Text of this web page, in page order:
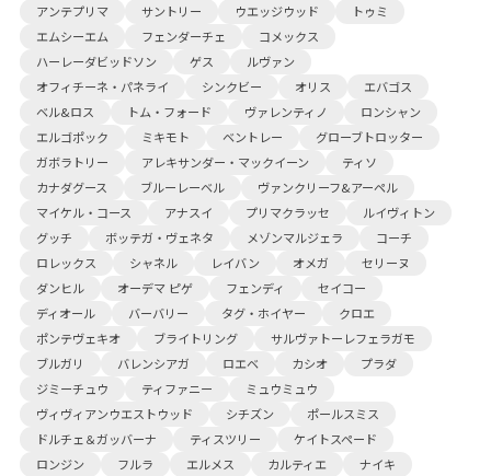
アンテプリマ
サントリー ウエッジウッド
トゥミ
エムシーエム
フェンダーチェ
コメックス
ハーレーダビッドソン
ゲス
ルヴァン
オフィチーネ・パネライ
シンクビー オリス
エバゴス
ベル&ロス
トム・フォード ヴァレンティノ
ロンシャン
エルゴポック
ミキモト ベントレー
グローブトロッター
ガボラトリー
アレキサンダー・マックイーン
ティソ
カナダグース
ブルーレーベル
ヴァンクリーフ&アーペル
マイケル・コース
アナスイ プリマクラッセ
ルイヴィトン
グッチ
ボッテガ・ヴェネタ メゾンマルジェラ
コーチ
ロレックス
シャネル レイバン オメガ
セリーヌ
ダンヒル
オーデマ ピゲ フェンディ
セイコー
ディオール
バーバリー タグ・ホイヤー
クロエ
ポンテヴェキオ
ブライトリング
サルヴァトーレフェラガモ
ブルガリ
バレンシアガ ロエベ カシオ
プラダ
ジミーチュウ
ティファニー
ミュウミュウ
ヴィヴィアンウエストウッド
シチズン
ポールスミス
ドルチェ＆ガッバーナ
ティスツリー
ケイトスペード
ロンジン
フルラ エルメス カルティエ ナイキ